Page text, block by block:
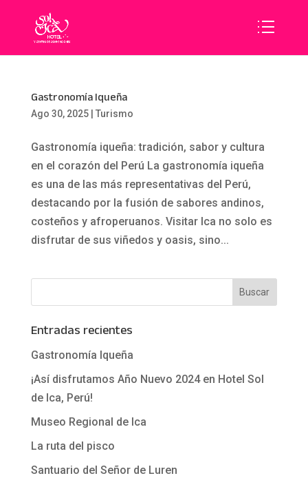
Gastronomía Iqueña
Ago 30, 2025| Turismo
Gastronomía iqueña: tradición, sabor y cultura
en el corazón del Perú La gastronomía iqueña
es una de las más representativas del Perú,
destacando por la fusión de sabores andinos,
costeños y afroperuanos. Visitar Ica no solo es
disfrutar de sus viñedos y oasis, sino...
Entradas recientes
Gastronomía Iqueña
¡Así disfrutamos Año Nuevo 2024 en Hotel Sol
de Ica, Perú!
Museo Regional de Ica
La ruta del pisco
Santuario del Señor de Luren